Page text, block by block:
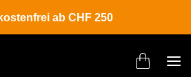
ab CHF 250